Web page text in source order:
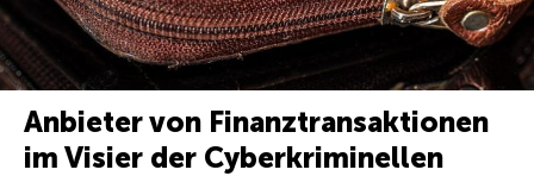
Anbieter von Finanztransaktionen
im Visier der Cyberkriminellen